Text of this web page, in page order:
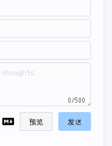
0/500
预览 发送